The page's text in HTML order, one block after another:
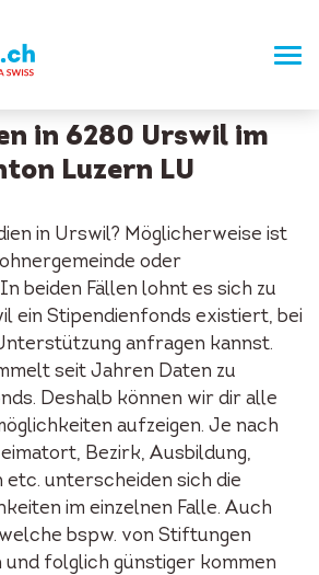
in 6280 Urswil im
Luzern LU
in Urswil? Möglicherweise ist
oder
beiden Fällen lohnt es sich zu
ein Stipendienfonds existiert, bei
anfragen kannst.
seit Jahren Daten zu
Deshalb können wir dir alle
aufzeigen. Je nach
Bezirk, Ausbildung,
etc. unterscheiden sich die
im einzelnen Falle. Auch
bspw. von Stiftungen
folglich günstiger kommen